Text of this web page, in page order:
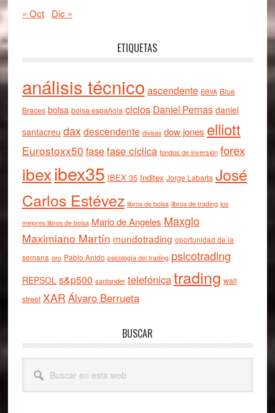
« Oct Dic »
ETIQUETAS
análisis técnico ascendente BBVA Blue
Braces bolsa bolsa española ciclos Daniel Pernas daniel
santacreu daxdescendente divisas dow jones elliott
Eurostoxx50 fasefase cíclica fondos de inversión forex
ibexibex35 IBEX 35 Inditex Jorge Labarta José
Carlos Estévez libros de bolsa libros de trading los
mejores libros de bolsa Mario de Angeles Maxglo
Maximiano Martín mundotrading oportunidad de la
semana oro Pablo Anido psicología del trading psicotrading
REPSOL s&p500 santander telefónicatrading wall
street XAR Álvaro Berrueta
BUSCAR
esta